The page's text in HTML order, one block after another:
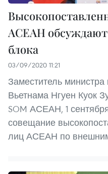
АСЕАН
блока
03/09/2020 11:21
Заместитель
Вьетнама Нгуен Куок
SOM АСЕАН, 1
совещание
лиц АСЕАН по